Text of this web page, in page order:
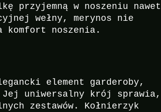
przyjemną w noszeniu nawet
wełny, merynos nie
komfort noszenia.
element garderoby,
Jej uniwersalny krój sprawia,
zestawów. Kołnierzyk